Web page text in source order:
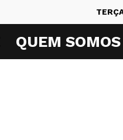
QUEM SOMOS